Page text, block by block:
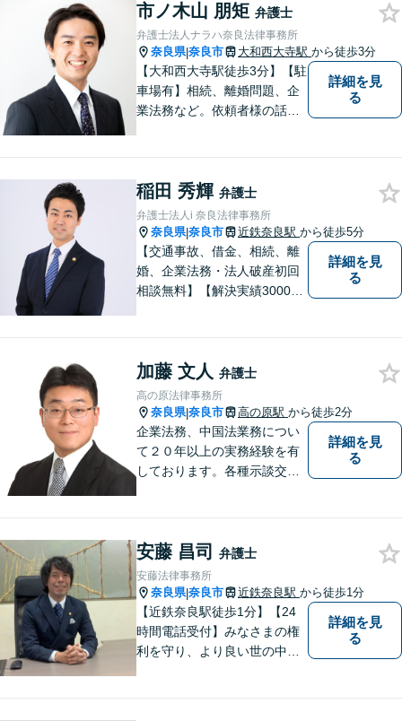
談しやすい弁護士を目指す
【夜間・休日面談可】【完全
個室】【近鉄奈良駅5分】
市ノ木山 朋矩 弁護士
弁護士法人ナラハ奈良法律事務所
奈良県|奈良市 大和西大寺駅 から徒歩3分
【大和西大寺駅徒歩3分】【駐
車場有】相続、離婚問題、企
業法務など。依頼者様の話を
と聞いても良いのかな」など
と思わず、ぜひ一度ご相談く
ださい。【お子様連れ相談
可】
詳細を見
る
稲田 秀輝 弁護士
弁護士法人i 奈良法律事務所
奈良県|奈良市 近鉄奈良駅 から徒歩5分
【交通事故、借金、相続、離
婚、企業法務・法人破産初回
相談無料】【解決実績3000件
務のお悩みは【弁護士法人ｉ
（アイ）奈良法律事務所】に
おまかせください！
詳細を見
る
加藤 文人 弁護士
高の原法律事務所
奈良県|奈良市 高の原駅 から徒歩2分
企業法務、中国法業務につい
て２０年以上の実務経験を有
しております。各種示談交
詳細を見
る
安藤 昌司 弁護士
安藤法律事務所
奈良県|奈良市 近鉄奈良駅 から徒歩1分
【近鉄奈良駅徒歩1分】【24
時間電話受付】みなさまの権
利を守り、より良い世の中に
詳細を見
る